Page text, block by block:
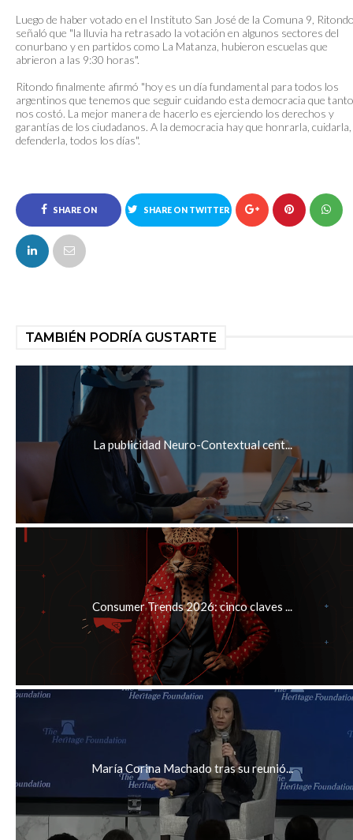
Luego de haber votado en el Instituto San José de la Comuna 9,
señaló que "la lluvia ha retrasado la votación en algunos sectores del
conurbano y en partidos como La Matanza, hubieron escuelas que
abrieron a las 9:30 horas".
Ritondo finalmente afirmó "hoy es un día fundamental para todos los
argentinos que tenemos que seguir cuidando esta democracia que tanto
nos costó. La mejor manera de hacerlo es ejerciendo los derechos y
garantías de los ciudadanos. A la democracia hay que honrarla, cuidarla,
defenderla, todos los días".
SHARE ON
FACEBOOK
SHARE ON TWITTER
TAMBIÉN PODRÍA GUSTARTE
La publicidad Neuro-Contextual cent...
Consumer Trends 2026: cinco claves ...
María Corina Machado tras su reunió...